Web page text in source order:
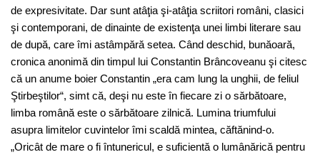
de expresivitate. Dar sunt atâţia şi-atâţia scriitori români, clasici
şi contemporani, de dinainte de existenţa unei limbi literare sau
de după, care îmi astâmpără setea. Când deschid, bunăoară,
cronica anonimă din timpul lui Constantin Brâncoveanu şi citesc
că un anume boier Constantin „era cam lung la unghii, de feliul
Ştirbeştilor“, simt că, deşi nu este în fiecare zi o sărbătoare,
limba română este o sărbătoare zilnică. Lumina triumfului
asupra limitelor cuvintelor îmi scaldă mintea, căftănind-o.
„Oricât de mare o fi întunericul, e suficientă o lumânărică pentru